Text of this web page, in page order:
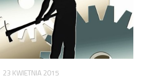
23 KWIETNIA 2015